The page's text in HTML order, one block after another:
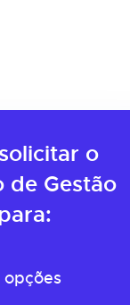
o
de Gestão
opções